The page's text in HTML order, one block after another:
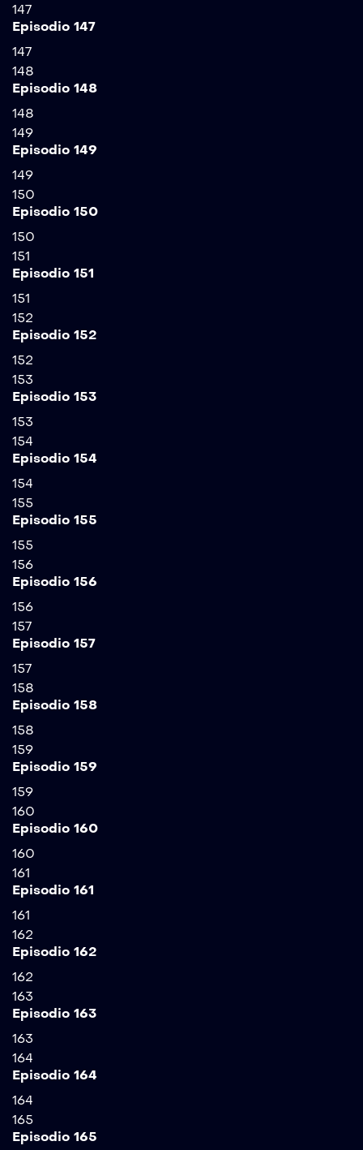
147
Episodio 147
147
148
Episodio 148
148
149
Episodio 149
149
150
Episodio 150
150
151
Episodio 151
151
152
Episodio 152
152
153
Episodio 153
153
154
Episodio 154
154
155
Episodio 155
155
156
Episodio 156
156
157
Episodio 157
157
158
Episodio 158
158
159
Episodio 159
159
160
Episodio 160
160
161
Episodio 161
161
162
Episodio 162
162
163
Episodio 163
163
164
Episodio 164
164
165
Episodio 165